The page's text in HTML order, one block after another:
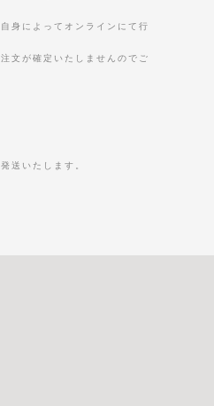
身によってオンラインにて行
文が確定いたしませんのでご
送いたします。